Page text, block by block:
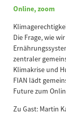
Online, zoom
Die Frage, wie
zentraler
Klimakrise und
FIAN lädt
Future zum
Zu Gast: Martin